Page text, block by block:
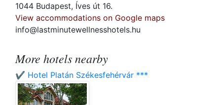
1044 Budapest, Íves út 16.
View accommodations on Google maps
info@lastminutewellnesshotels.hu
More hotels nearby
✔️ Hotel Platán Székesfehérvár ***